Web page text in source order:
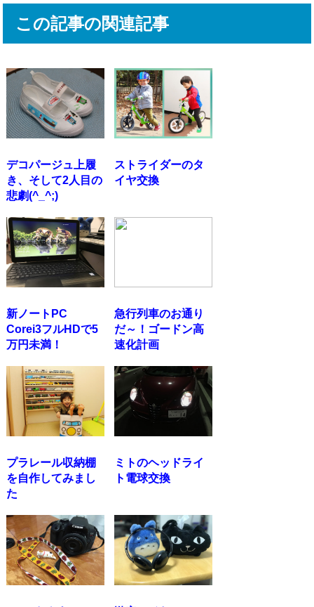
この記事の関連記事
デコパージュ上履
き、そして2人目の
悲劇(^_^;)
ストライダーのタ
イヤ交換
新ノートPC
Corei3フルHDで5
万円未満！
急行列車のお通り
だ～！ゴードン高
速化計画
プラレール収納棚
を自作してみまし
た
ミトのヘッドライ
ト電球交換